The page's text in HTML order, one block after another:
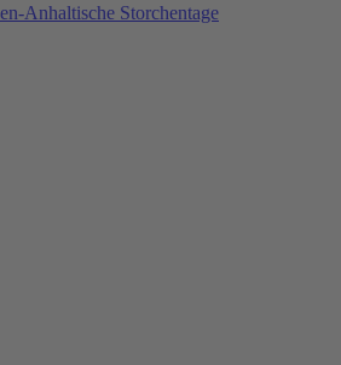
Anhaltische Storchentage